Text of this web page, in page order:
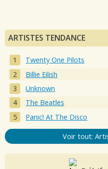
ARTISTES TENDANCE
Twenty One Pilots
Billie Eilish
Unknown
The Beatles
Panic! At The Disco
Voir tout: